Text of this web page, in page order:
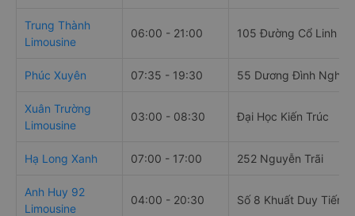
Trung Thành
Limousine
06:00 - 21:00 105 Đường Cổ Linh ,
Phúc Xuyên 07:35 - 19:30 55 Dương Đình Nghệ
Xuân Trường
Limousine
03:00 - 08:30 Đại Học Kiến Trúc
Hạ Long Xanh 07:00 - 17:00 252 Nguyễn Trãi
Anh Huy 92
Limousine
04:00 - 20:30 Số 8 Khuất Duy Tiến